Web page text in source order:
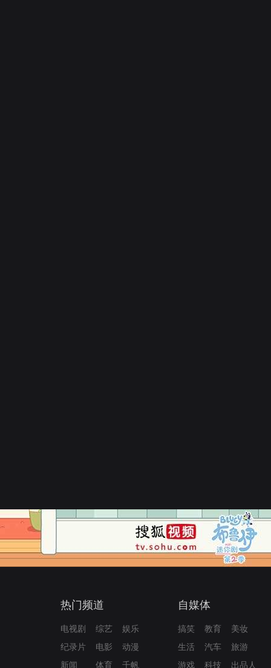
热门频道
电视剧 综艺
娱乐
纪录片
电影
动漫
新闻
体育 千帆
自媒体
搞笑 教育
美妆
生活
汽车
旅游
游戏
科技 出品人